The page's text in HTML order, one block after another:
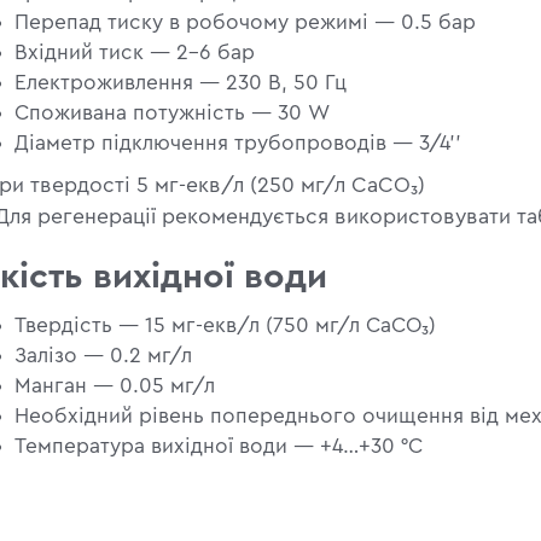
Перепад тиску в робочому режимі — 0.5 бар
Вхідний тиск — 2–6 бар
Електроживлення — 230 В, 50 Гц
Споживана потужність — 30 W
Діаметр підключення трубопроводів — 3/4’’
твердості 5 мг-екв/л (250 мг/л CaCO₃)
регенерації рекомендується використовувати
вихідної води
Твердість — 15 мг-екв/л (750 мг/л CaCO₃)
Залізо — 0.2 мг/л
Манган — 0.05 мг/л
Необхідний рівень попереднього очищення від
Температура вихідної води — +4…+30 °С